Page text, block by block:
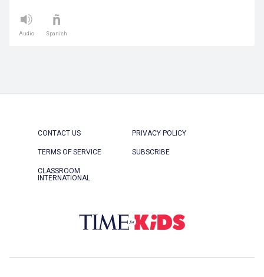
Audio Spanish
CONTACT US PRIVACY POLICY
TERMS OF SERVICE SUBSCRIBE
CLASSROOM
INTERNATIONAL